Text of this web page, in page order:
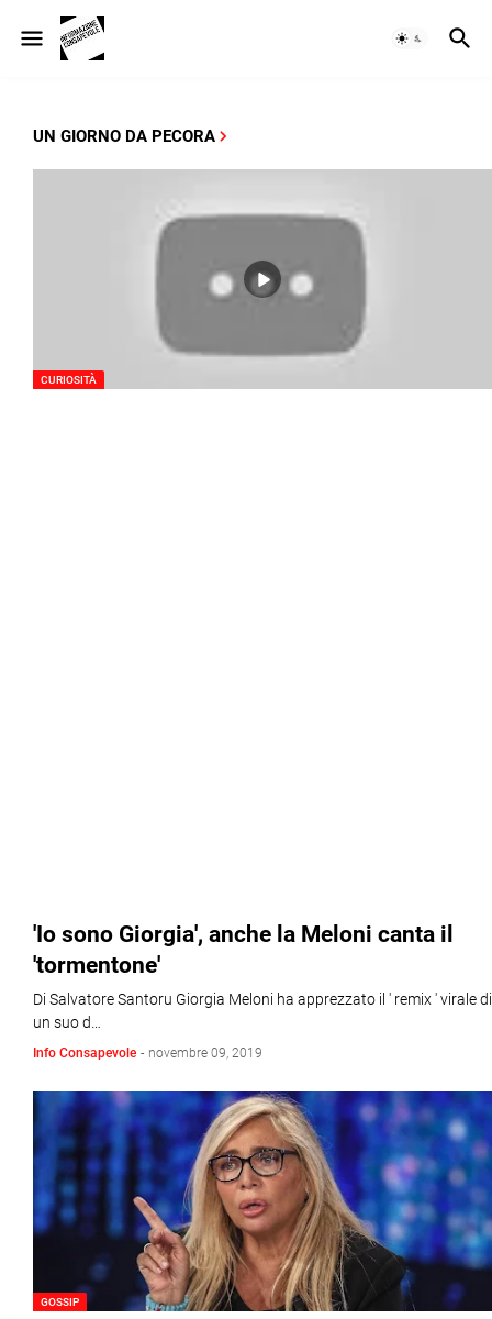
UN GIORNO DA PECORA
CURIOSITÀ
'Io sono Giorgia', anche la Meloni canta il
'tormentone'
Di Salvatore Santoru Giorgia Meloni ha apprezzato il ' remix ' virale di
un suo d…
Info Consapevole - novembre 09, 2019
GOSSIP